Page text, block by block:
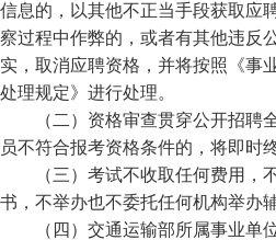
信息的，以其他不正当手段获取应
察过程中作弊的，或者有其他违反
实，取消应聘资格，并将按照《事
处理规定》进行处理。
（二）资格审查贯穿公开招聘
员不符合报考资格条件的，将即时
（三）考试不收取任何费用，
书，不举办也不委托任何机构举办
（四）交通运输部所属事业单